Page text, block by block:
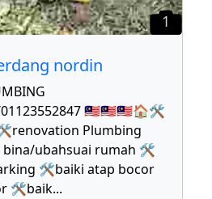
1
nordin
🇲🇾🇲🇾🇲🇾🏠🛠
Plumbing
ubahsuai rumah 🛠
🛠baiki atap bocor
🛠baik...